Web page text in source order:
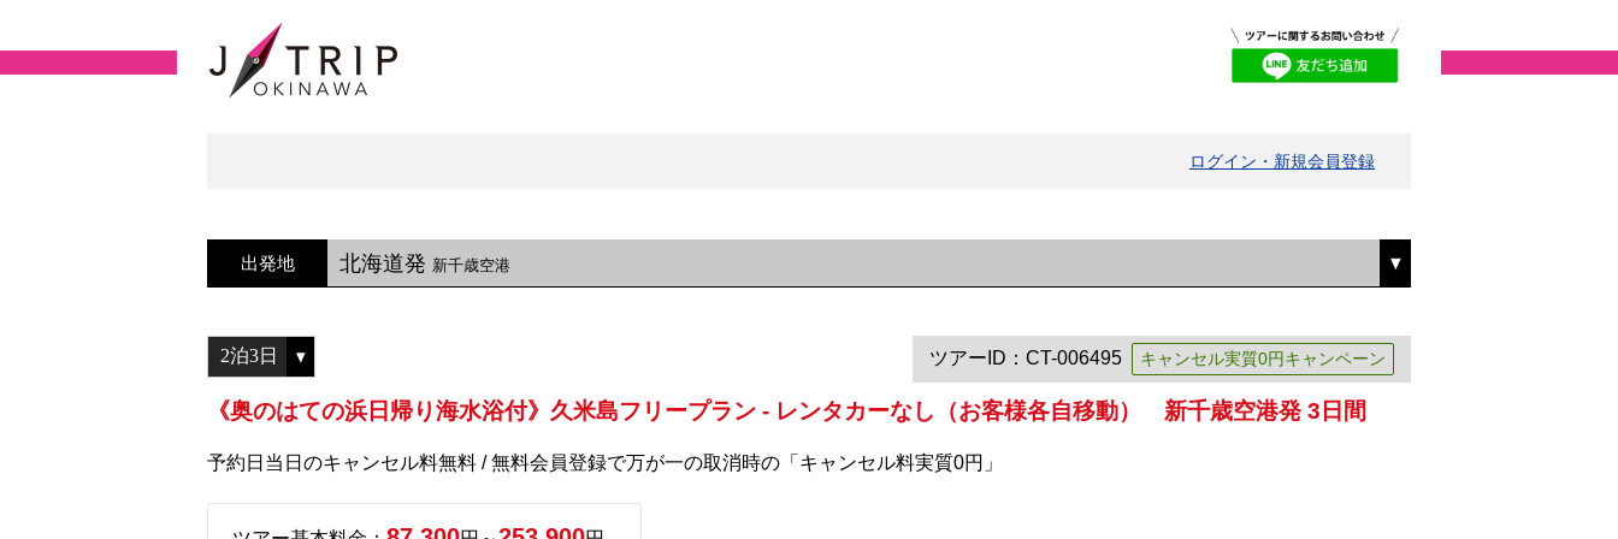
ログイン・新規会員登録
出発地 北海道発 新千歳空港
ツアーID：CT-006495 キャンセル実質0円キャンペーン
《奥のはての浜日帰り海水浴付》久米島フリープラン - レンタカーなし（お客様各自移動） 新千歳空港発 3日間
予約日当日のキャンセル料無料 / 無料会員登録で万が一の取消時の「キャンセル料実質0円」